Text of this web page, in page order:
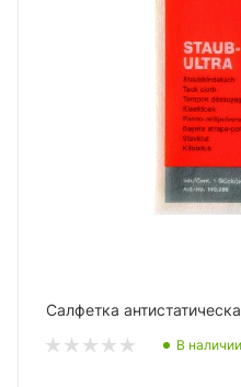
Салфетка
В наличии